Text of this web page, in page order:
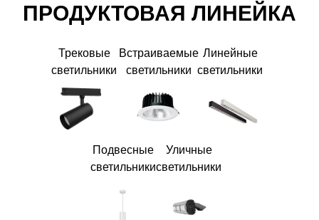
ПРОДУКТОВАЯ ЛИНЕЙКА
Трековые
светильники
Встраиваемые
светильники
Линейные
светильники
Подвесные
светильники
Уличные
светильники